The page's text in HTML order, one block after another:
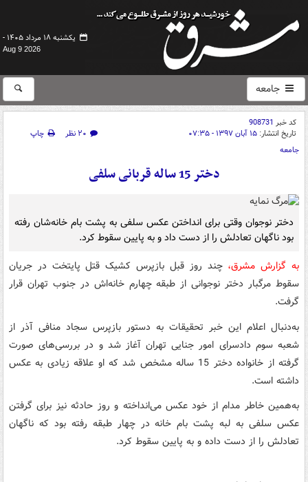
یکشنبه ۱۸ مرداد ۱۴۰۵ -
Aug 9 2026
جامعه
کد خبر 908731
تاریخ انتشار: ۱۵ آبان ۱۳۹۷ - ۰۷:۳۵ ۲۰ نظر
چاپ
جامعه
دختر 15 ساله قربانی سلفی
دختر نوجوان وقتی برای انداختن عکس سلفی به پشت بام خانه‌شان رفته
بود ناگهان تعادلش را از دست داد و به پایین سقوط کرد.
به‌ گزارش مشرق،چند روز قبل بازپرس کشیک قتل پایتخت در جریان
سقوط مرگبار دختر نوجوانی از طبقه چهارم خانه‌اش در جنوب تهران قرار
گرفت.
به‌دنبال اعلام این خبر تحقیقات به دستور بازپرس سجاد منافی آذر از
شعبه سوم دادسرای امور جنایی تهران آغاز شد و در بررسی‌های صورت
گرفته از خانواده دختر 15 ساله مشخص شد که او علاقه زیادی به عکس
داشته است.
به‌همین خاطر مدام از خود عکس می‌انداخته و روز حادثه نیز برای گرفتن
عکس سلفی به لبه پشت بام خانه در چهار طبقه رفته بود که ناگهان
تعادلش را از دست داده و به پایین سقوط کرد.